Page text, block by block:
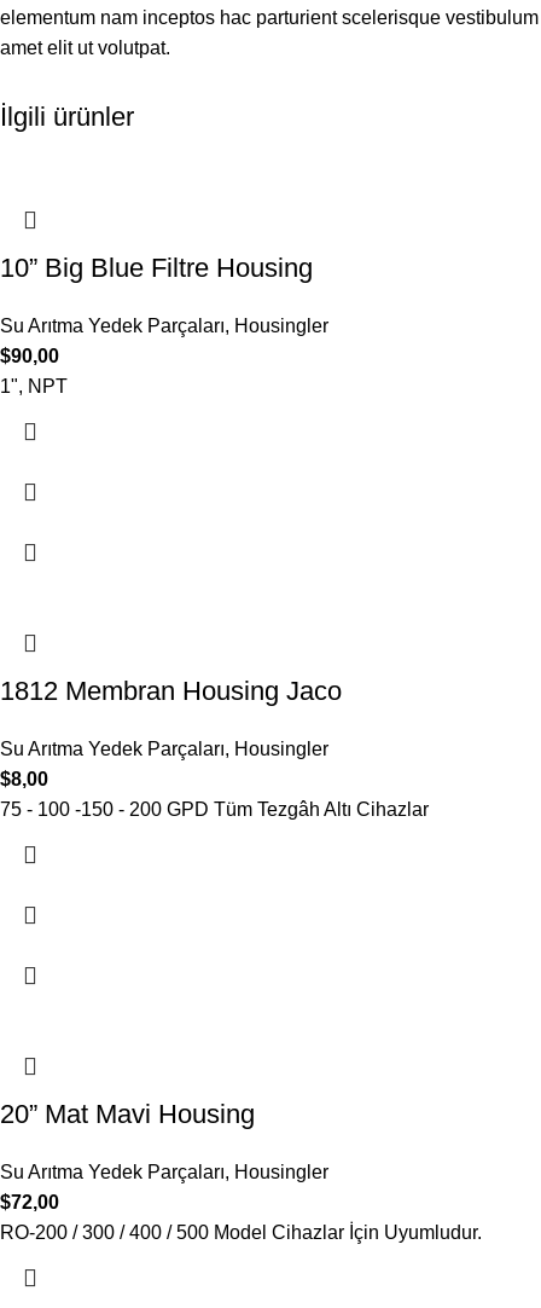
elementum nam inceptos hac parturient scelerisque vestibulum
amet elit ut volutpat.
İlgili ürünler
10” Big Blue Filtre Housing
Su Arıtma Yedek Parçaları, Housingler
$90,00
1", NPT
1812 Membran Housing Jaco
Su Arıtma Yedek Parçaları, Housingler
$8,00
75 - 100 -150 - 200 GPD Tüm Tezgâh Altı Cihazlar
20” Mat Mavi Housing
Su Arıtma Yedek Parçaları, Housingler
$72,00
RO-200 / 300 / 400 / 500 Model Cihazlar İçin Uyumludur.